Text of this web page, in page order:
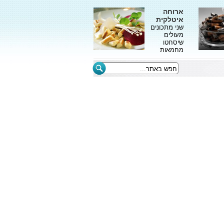
ארוחה
איטלקית
שני מתכונים
מעולים
שיסחטו
מחמאות